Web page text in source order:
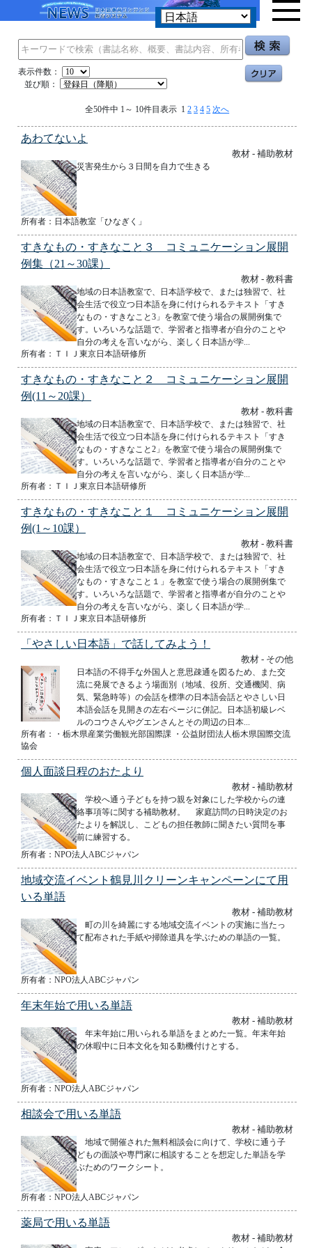
表示件数：
並び順：
全50件中 1～ 10件目表示 12 3 4 5 次へ
あわてないよ
教材 - 補助教材
災害発生から３日間を自力で生きる
所有者：日本語教室「ひなぎく」
すきなもの・すきなこと３ コミュニケーション展開
例集（21～30課）
教材 - 教科書
地域の日本語教室で、日本語学校で、または独習で、社
会生活で役立つ日本語を身に付けられるテキスト「すき
なもの・すきなこと3」を教室で使う場合の展開例集で
す。いろいろな話題で、学習者と指導者が自分のことや
自分の考えを言いながら、楽しく日本語が学...
所有者：ＴＩＪ東京日本語研修所
すきなもの・すきなこと２ コミュニケーション展開
例(11～20課）
教材 - 教科書
地域の日本語教室で、日本語学校で、または独習で、社
会生活で役立つ日本語を身に付けられるテキスト「すき
なもの・すきなこと2」を教室で使う場合の展開例集で
す。いろいろな話題で、学習者と指導者が自分のことや
自分の考えを言いながら、楽しく日本語が学...
所有者：ＴＩＪ東京日本語研修所
すきなもの・すきなこと１ コミュニケーション展開
例(1～10課）
教材 - 教科書
地域の日本語教室で、日本語学校で、または独習で、社
会生活で役立つ日本語を身に付けられるテキスト「すき
なもの・すきなこと１」を教室で使う場合の展開例集で
す。いろいろな話題で、学習者と指導者が自分のことや
自分の考えを言いながら、楽しく日本語が学...
所有者：ＴＩＪ東京日本語研修所
「やさしい日本語」で話してみよう！
教材 - その他
日本語の不得手な外国人と意思疎通を図るため、また交
流に発展できるよう場面別（地域、役所、交通機関、病
気、緊急時等）の会話を標準の日本語会話とやさしい日
本語会話を見開きの左右ページに併記。日本語初級レベ
ルのコウさんやグエンさんとその周辺の日本...
所有者：・栃木県産業労働観光部国際課 ・公益財団法人栃木県国際交流
協会
個人面談日程のおたより
教材 - 補助教材
学校へ通う子どもを持つ親を対象にした学校からの連
絡事項等に関する補助教材。 家庭訪問の日時決定のお
たよりを解説し、こどもの担任教師に聞きたい質問を事
前に練習する。
所有者：NPO法人ABCジャパン
地域交流イベント鶴見川クリーンキャンペーンにて用
いる単語
教材 - 補助教材
町の川を綺麗にする地域交流イベントの実施に当たっ
て配布された手紙や掃除道具を学ぶための単語の一覧。
所有者：NPO法人ABCジャパン
年末年始で用いる単語
教材 - 補助教材
年末年始に用いられる単語をまとめた一覧。年末年始
の休暇中に日本文化を知る動機付けとする。
所有者：NPO法人ABCジャパン
相談会で用いる単語
教材 - 補助教材
地域で開催された無料相談会に向けて、学校に通う子
どもの面談や専門家に相談することを想定した単語を学
ぶためのワークシート。
所有者：NPO法人ABCジャパン
薬局で用いる単語
教材 - 補助教材